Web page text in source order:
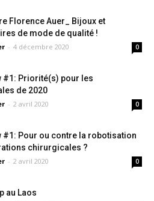
Florence Auer_ Bijoux et
de mode de qualité !
- 4 décembre 2020 0
#1: Priorité(s) pour les
de 2020
- 2 avril 2020 0
#1: Pour ou contre la robotisation
chirurgicales ?
- 2 avril 2020 0
au Laos